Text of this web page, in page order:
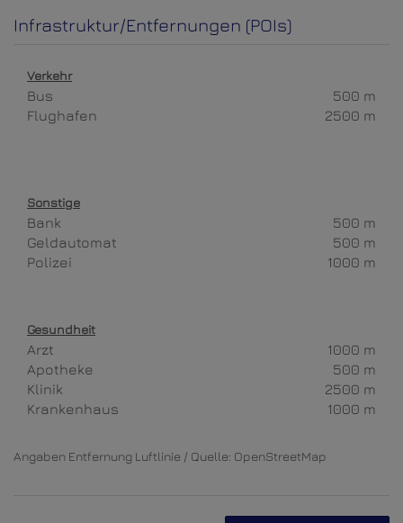
Infrastruktur/Entfernungen (POIs)
Verkehr
Bus
500 m
Flughafen
2500 m
Sonstige
Bank
500 m
Geldautomat
500 m
Polizei
1000 m
Gesundheit
Arzt
1000 m
Apotheke
500 m
Klinik
2500 m
Krankenhaus
1000 m
Angaben Entfernung Luftlinie / Quelle: OpenStreetMap